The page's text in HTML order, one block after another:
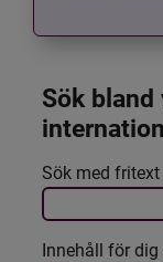
Sök
Filtrera
Det här
Sök med fritext
Innehåll för dig